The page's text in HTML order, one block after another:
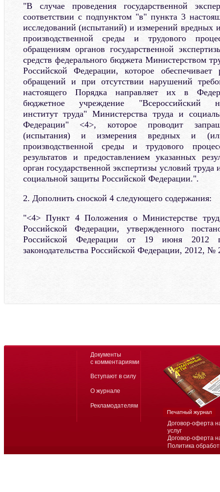
"В случае проведения государственной
соответствии с подпунктом "в" пункта 3
исследований (испытаний) и измерений вредных
производственной среды и трудового
обращениям органов государственной
средств федерального бюджета Министерством
Российской Федерации, которое обеспечивает
обращений и при отсутствии нарушений
настоящего Порядка направляет их в
бюджетное учреждение "Всероссийский
институт труда" Министерства труда и
Федерации" <4>, которое проводит
(испытания) и измерения вредных и
производственной среды и трудового
результатов и предоставлением указанных
орган государственной экспертизы условий
социальной защиты Российской Федерации.".
2. Дополнить сноской 4 следующего содержания:
"<4> Пункт 4 Положения о Министерстве
Российской Федерации, утвержденного
Российской Федерации от 19 июня
законодательства Российской Федерации, 2012, №
Договор-оферта
услуг
Договор-оферта
Политика
Документы
с комментариями
Вступают в силу
О журнале
Рекламодателям
Печатный журнал